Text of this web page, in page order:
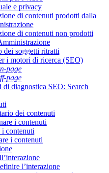
e privacy
di contenuti prodotti dalla
di contenuti non prodotti
dei soggetti ritratti
i motori di ricerca (SEO)
page
page
di diagnostica SEO: Search
dei contenuti
i contenuti
contenuti
i contenuti
l’interazione